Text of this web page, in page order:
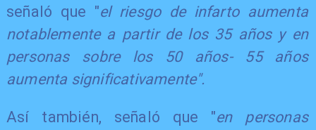
señaló que "el riesgo de infarto aumenta
notablemente a partir de los 35 años y en
personas sobre los 50 años- 55 años
aumenta significativamente".
Así también, señaló que "en personas